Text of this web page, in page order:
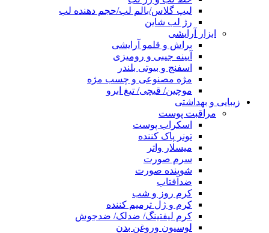
لیپ گلاس/بالم لب/حجم دهنده لب
رژ لب شاین
ابزار آرایشی
براش و قلمو آرایشی
آیینه جیبی و رومیزی
اسفنج و بیوتی بلندر
مژه مصنوعی و چسب مژه
موچین/ قیچی/ تیغ ابرو
زیبایی و بهداشتی
مراقبت پوست
اسکراب پوست
تونر پاک کننده
میسلار واتر
سرم صورت
شوینده صورت
ضدآفتاب
کرم روز و شب
کرم و ژل ترمیم کننده
کرم لیفتینگ/ ضدلک/ ضدجوش
لوسیون وروغن بدن